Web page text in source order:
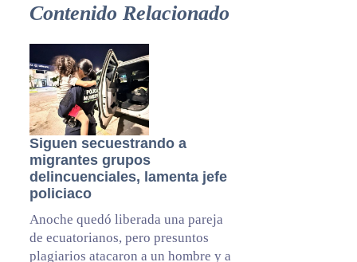
Contenido Relacionado
Siguen secuestrando a
migrantes grupos
delincuenciales, lamenta jefe
policiaco
Anoche quedó liberada una pareja
de ecuatorianos, pero presuntos
plagiarios atacaron a un hombre y a